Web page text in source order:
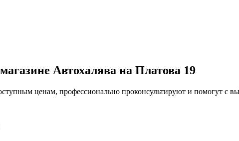
Автохалява на Платова 19
ценам, профессионально проконсультируют и помогут